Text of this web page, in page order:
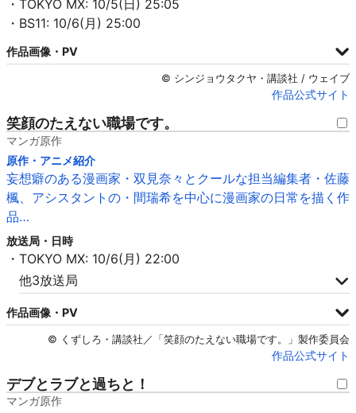
・TOKYO MX: 10/5(日) 25:05
・BS11: 10/6(月) 25:00
作品画像・PV
© シンジョウタクヤ・講談社 / ウェイブ
作品公式サイト
笑顔のたえない職場です。
マンガ原作
原作・アニメ紹介
妄想癖のある漫画家・双見奈々とクールな担当編集者・佐藤
楓、アシスタントの・間瑞希を中心に漫画家の日常を描く作
品…
放送局・日時
・TOKYO MX: 10/6(月) 22:00
他3放送局
作品画像・PV
© くずしろ・講談社／「笑顔のたえない職場です。」製作委員会
作品公式サイト
デブとラブと過ちと！
マンガ原作